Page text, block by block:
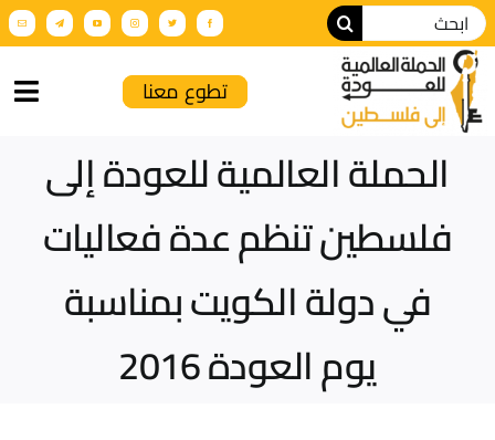
الرئيسية
من نحن
أنشطة الحملة
عن فلسطين
تطوع معنا
الحملة العالمية للعودة إلى
فلسطين تنظم عدة فعاليات
في دولة الكويت بمناسبة
يوم العودة 2016